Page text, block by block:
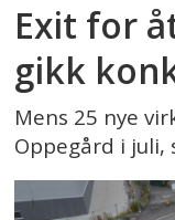
Exit for
gikk
Mens 25 nye
Oppegård i juli,